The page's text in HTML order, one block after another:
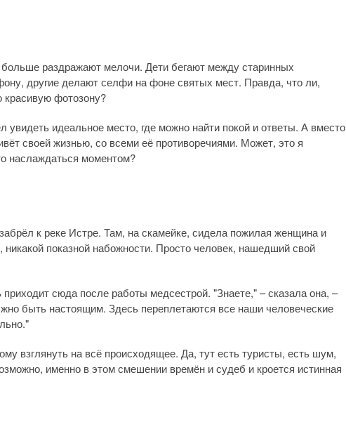
больше раздражают мелочи. Дети бегают между старинных
другие делают селфи на фоне святых мест. Правда, что ли,
красивую фотозону?
идеальное место, где можно найти покой и ответы. А вместо
своей жизнью, со всеми её противоречиями. Может, это я
наслаждаться моментом?
к реке Истре. Там, на скамейке, сидела пожилая женщина и
показной набожности. Просто человек, нашедший свой
сюда после работы медсестрой. "Знаете," – сказала она, –
быть настоящим. Здесь переплетаются все наши человеческие
взглянуть на всё происходящее. Да, тут есть туристы, есть шум,
именно в этом смешении времён и судеб и кроется истинная